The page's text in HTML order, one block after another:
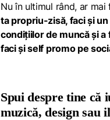
Nu în ultimul rând, ar
ta propriu-zisă, faci și un
condițiilor de muncă și a
faci șiself promope
Spui despre tine că
muzică, design sau